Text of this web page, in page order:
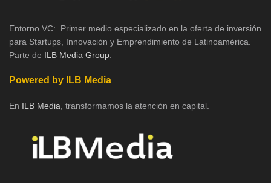
Entorno.VC: Primer medio especializado en la oferta de inversión
para Startups, Innovación y Emprendimiento de Latinoamérica.
Parte de ILB Media Group
Powered by ILB Media
En ILB Media , transformamos la atención en capital.